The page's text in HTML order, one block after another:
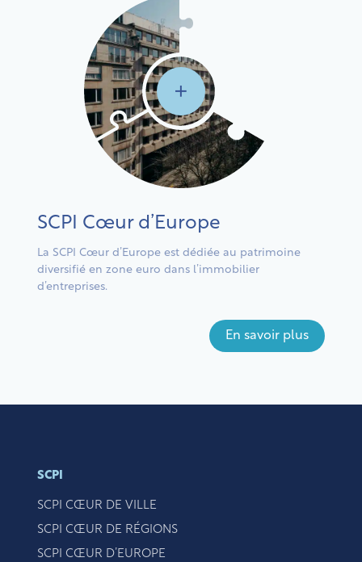
SCPI Cœur d’Europe
La SCPI Cœur d’Europe est dédiée au patrimoine
diversifié en zone euro dans l’immobilier
d’entreprises.
En savoir plus
SCPI
SCPI CŒUR DE VILLE
SCPI CŒUR DE RÉGIONS
SCPI CŒUR D’EUROPE